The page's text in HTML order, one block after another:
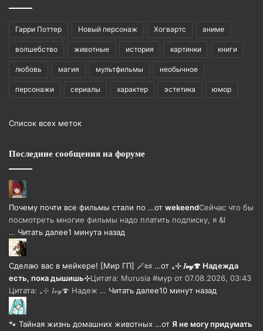
Гарри Поттер Новый персонаж Хогвартс аниме
волшебство животные история картинки книги
любовь магия мультфильмы необычное
персонажи сериалы характер эстетика юмор
Список всех меток
Последние сообщения на форуме
Почему почти все фильмы стали по …от wekeendСейчас что бы
посмотреть многие фильмы надо платить подписку, я &l
… Читать далее1 минута назад
Сделаю вас в мейкере! [Мир ГП] 🪄📜 …от ₊⊹ 𝐼𝓋𝓎🍄 Надежда
есть, пока дышишь⊹Цитата: Murusia #мур от 07.08.2026, 03:43
Цитата: ₊⊹ 𝐼𝓋𝓎🍄 Надеж … Читать далее10 минут назад
🐾 Тайная жизнь домашних животных …от Я не могу придумать